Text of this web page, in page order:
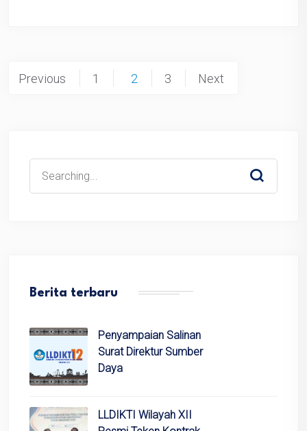
Posts
Previous 1 2 3 Next
for:
Berita terbaru
Penyampaian Salinan
Surat Direktur Sumber
Daya
LLDIKTI Wilayah XII